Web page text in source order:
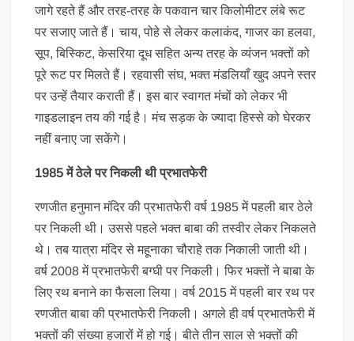
जागे रहते हैं और तरह-तरह के पकवान चार किलोमीटर लंबे रूट
पर सजाए जाते हैं। चाय, पोहे से लेकर कलाकंद, गाजर का हलवा,
सूप, बिस्किट, केसरिया दूध सहित अन्य तरह के व्यंजन भक्तों को
पूरे रूट पर मिलते हैं। रहवासी संघ, भक्त मंडलियाँ खुद अपने स्तर
पर उन्हें तैयार कराती हैं। इस बार स्वागत मंचों को लेकर भी
गाइडलाइन तय की गई है। मंच सड़क के ज्यादा हिस्से को घेरकर
नहीं बनाए जा सकेंगे।
1985 में ठेले पर निकली थी प्रभातफेरी
रणजीत हनुमान मंदिर की प्रभातफेरी वर्ष 1985 में पहली बार ठेले
पर निकली थी। उससे पहले भक्त बाबा की तस्वीर लेकर निकलते
थे। तब यात्रा मंदिर से महूनाका चौराहे तक निकाली जाती थी।
वर्ष 2008 में प्रभातफेरी बग्घी पर निकली। फिर भक्तों ने बाबा के
लिए रथ बनाने का फैसला लिया। वर्ष 2015 में पहली बार रथ पर
रणजीत बाबा की प्रभातफेरी निकली। अगले ही वर्ष प्रभातफेरी में
भक्तों की संख्या हजारों में हो गई। बीते तीन साल से भक्तों की